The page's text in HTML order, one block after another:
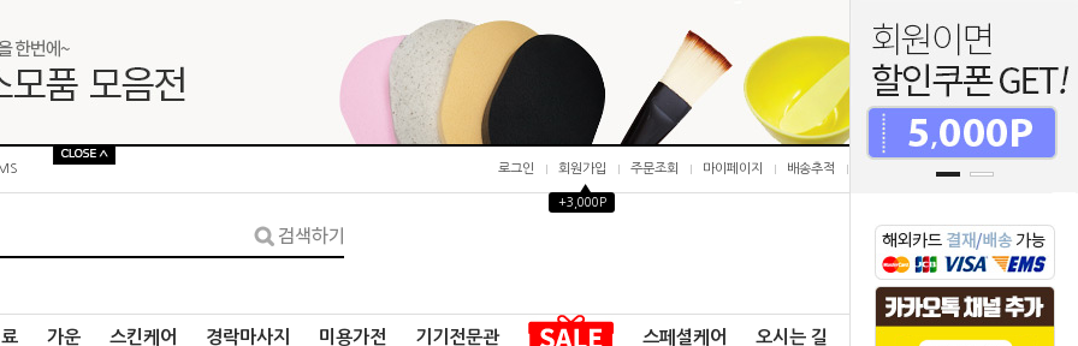
로그인 회원가입
▲
+3,000P
주문조회 마이페이지 배송추적
0
가운 스킨케어 경락마사지 미용가전 기기전문관 스페셜케어 오시는 길 공지사항